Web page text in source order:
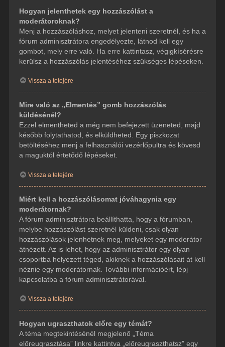
Hogyan jelenthetek egy hozzászólást a
moderátoroknak?
Menj a hozzászóláshoz, melyet jelenteni szeretnél, és ha a
fórum adminisztrátora engedélyezte, látnod kell egy
gombot, mely erre való. Ha erre kattintasz, végigkísérésre
kerülsz a hozzászólás jelentéséhez szükséges lépéseken.
Vissza a tetejére
Mire való az „Elmentés” gomb hozzászólás
küldésénél?
Ezzel elmentheted a még nem befejezett üzeneted, majd
később folytathatod, és elküldheted. Egy piszkozat
betöltéséhez menj a felhasználói vezérlőpultra és kövesd
a maguktól értetődő lépéseket.
Vissza a tetejére
Miért kell a hozzászólásomat jóváhagynia egy
moderátornak?
A fórum adminisztrátora beállíthatta, hogy a fórumban,
melybe hozzászólást szeretnél küldeni, csak olyan
hozzászólások jelenhetnek meg, melyeket egy moderátor
átnézett. Az is lehet, hogy az adminisztrátor egy olyan
csoportba helyezett téged, akiknek a hozzászólásait át kell
néznie egy moderátornak. További információért, lépj
kapcsolatba a fórum adminisztrátorával.
Vissza a tetejére
Hogyan ugraszthatok előre egy témát?
A téma megtekintésénél megjelenő „Téma
előreugrasztása” linkre kattintva „előreugraszthatsz” egy